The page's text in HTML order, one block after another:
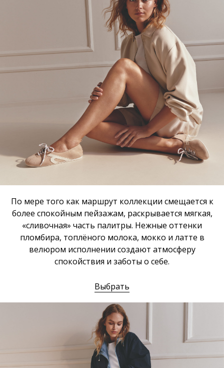
По мере того как маршрут коллекции смещается к
более спокойным пейзажам, раскрывается мягкая,
«сливочная» часть палитры. Нежные оттенки
пломбира, топлёного молока, мокко и латте в
велюром исполнении создают атмосферу
спокойствия и заботы о себе.
Выбрать